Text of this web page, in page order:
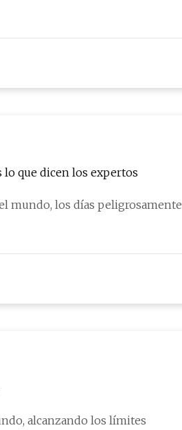
para hacer ejercicio al aire libre? Esto es lo que dicen los expertos
mundo, los días peligrosamente
alcanzando los límites